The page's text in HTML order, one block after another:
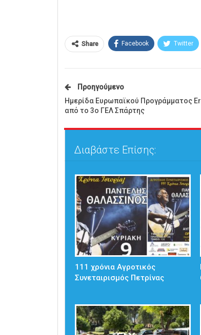
Share Facebook Twitter
Προηγούμενο
Ημερίδα Ευρωπαϊκού Προγράμματος
από το 3ο ΓΕΛ Σπάρτης
Διαβάστε Επίσης:
111 χρόνια Αγροτικός
Συνεταιρισμός Πετρίνας